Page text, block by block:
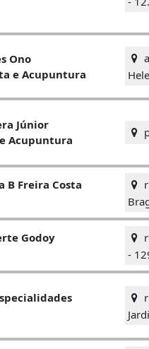
Ono
e Acupuntura
Júnior
Acupuntura
B Freira Costa
Godoy
-